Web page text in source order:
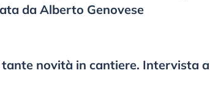
da Alberto Genovese
novità in cantiere. Intervista a